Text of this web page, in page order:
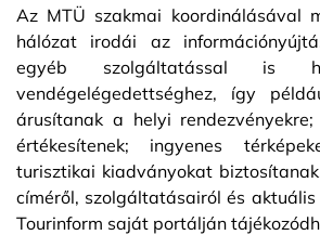
Az MTÜ szakmai koordinálásával
hálózat irodái az
egyéb szolgáltatással is
vendégelégedettséghez, így
árusítanak a helyi
értékesítenek; ingyenes
turisztikai kiadványokat
címéről, szolgáltatásairól és
Tourinform saját portálján